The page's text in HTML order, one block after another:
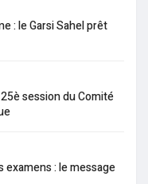
: le Garsi Sahel prêt
session du Comité
: le message